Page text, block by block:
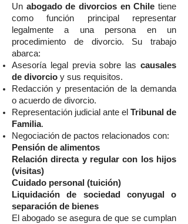
Un abogado de divorcios en Chile tiene
como función principal representar
legalmente a una persona en un
procedimiento de divorcio. Su trabajo
abarca:
Asesoría legal previa sobre las causales
de divorcio y sus requisitos.
Redacción y presentación de la demanda
o acuerdo de divorcio.
Representación judicial ante el Tribunal de
Familia.
Negociación de pactos relacionados con:
Pensión de alimentos
Relación directa y regular con los hijos
(visitas)
Cuidado personal (tuición)
Liquidación de sociedad conyugal o
separación de bienes
El abogado se asegura de que se cumplan